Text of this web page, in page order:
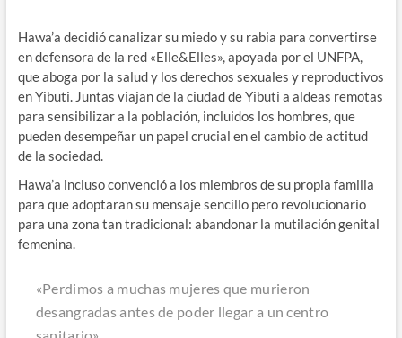
Hawa’a decidió canalizar su miedo y su rabia para convertirse
en defensora de la red «Elle&Elles», apoyada por el UNFPA,
que aboga por la salud y los derechos sexuales y reproductivos
en Yibuti. Juntas viajan de la ciudad de Yibuti a aldeas remotas
para sensibilizar a la población, incluidos los hombres, que
pueden desempeñar un papel crucial en el cambio de actitud
de la sociedad.
Hawa’a incluso convenció a los miembros de su propia familia
para que adoptaran su mensaje sencillo pero revolucionario
para una zona tan tradicional: abandonar la mutilación genital
femenina.
«Perdimos a muchas mujeres que murieron
desangradas antes de poder llegar a un centro